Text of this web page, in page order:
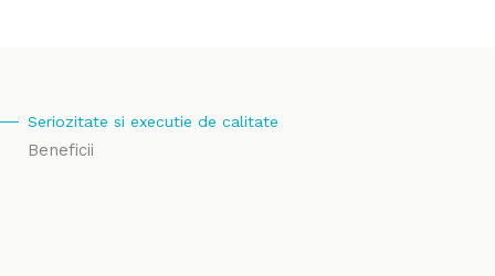
Seriozitate si executie de calitate
Beneficii